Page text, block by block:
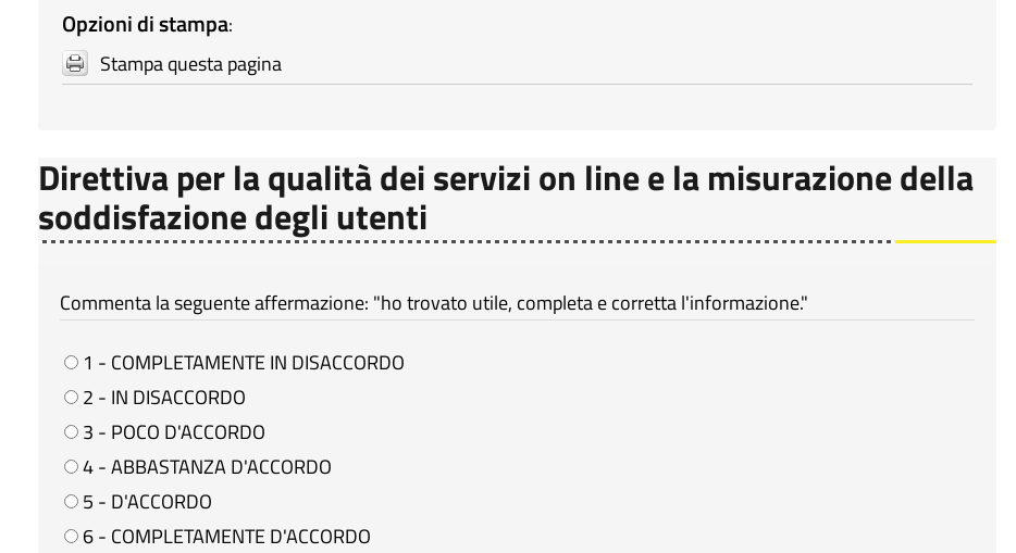
Opzioni di stampa:
Stampa questa pagina
Direttiva per la qualità dei servizi on line e la misurazione della
soddisfazione degli utenti
Commenta la seguente affermazione: "ho trovato utile, completa e corretta l'informazione."
1 - COMPLETAMENTE IN DISACCORDO
2 - IN DISACCORDO
3 - POCO D'ACCORDO
4 - ABBASTANZA D'ACCORDO
5 - D'ACCORDO
6 - COMPLETAMENTE D'ACCORDO